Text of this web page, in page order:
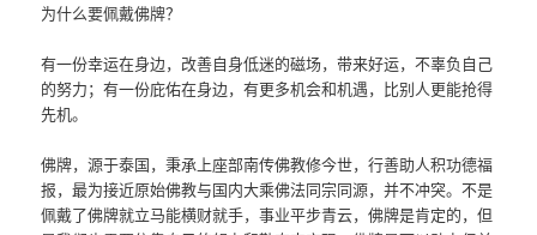
为什么要佩戴佛牌？
有一份幸运在身边，改善自身低迷的磁场，带来好运，不辜负自己
的努力；有一份庇佑在身边，有更多机会和机遇，比别人更能抢得
先机。
佛牌，源于泰国，秉承上座部南传佛教修今世，行善助人积功德福
报，最为接近原始佛教与国内大乘佛法同宗同源，并不冲突。不是
佩戴了佛牌就立马能横财就手，事业平步青云，佛牌是肯定的，但